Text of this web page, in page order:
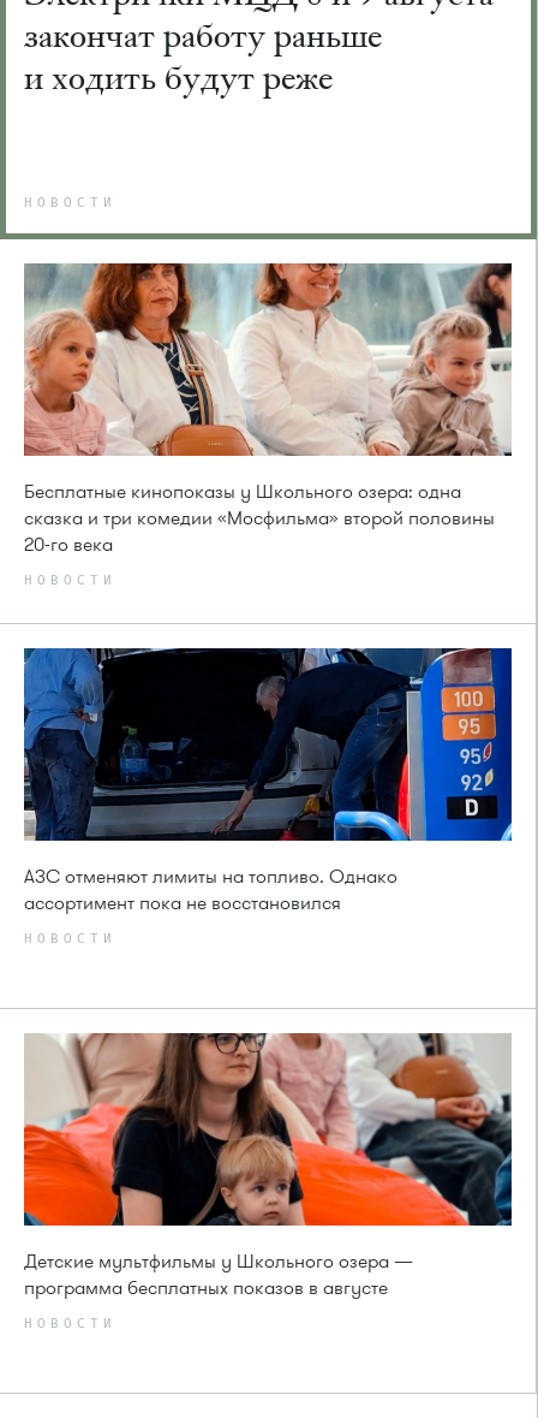
закончат работу раньше
и ходить будут реже
НОВОСТИ
Бесплатные кинопоказы у Школьного озера: одна
сказка и три комедии «Мосфильма» второй половины
20-го века
НОВОСТИ
АЗС отменяют лимиты на топливо. Однако
ассортимент пока не восстановился
НОВОСТИ
Детские мультфильмы у Школьного озера —
программа бесплатных показов в августе
НОВОСТИ